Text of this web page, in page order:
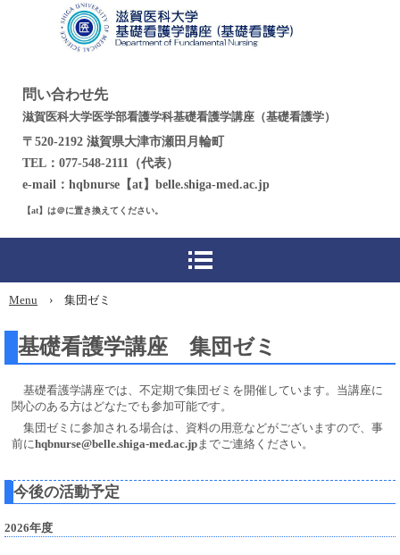
問い合わせ先
滋賀医科大学医学部看護学科基礎看護学講座（基礎看護学）
〒520-2192 滋賀県大津市瀬田月輪町
TEL：077-548-2111（代表）
e-mail：hqbnurse【at】belle.shiga-med.ac.jp
【at】は＠に置き換えてください。
Menu › 集団ゼミ
基礎看護学講座 集団ゼミ
基礎看護学講座では、不定期で集団ゼミを開催しています。当講座に
関心のある方はどなたでも参加可能です。
集団ゼミに参加される場合は、資料の用意などがございますので、事
前にhqbnurse@belle.shiga-med.ac.jpまでご連絡ください。
今後の活動予定
2026年度